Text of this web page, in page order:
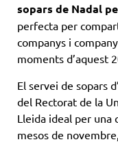
sopars de Nadal
perfecta per
companys i
moments d’aquest
El servei de sopars
del Rectorat de la
Lleida ideal per una
mesos de